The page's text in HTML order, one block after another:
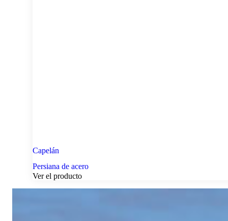
Capelán
Persiana de acero
Ver el producto